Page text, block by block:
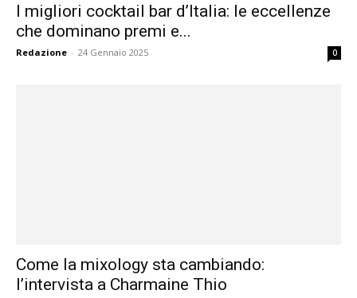
I migliori cocktail bar d’Italia: le eccellenze
che dominano premi e...
Redazione - 24 Gennaio 2025 0
Come la mixology sta cambiando:
l’intervista a Charmaine Thio